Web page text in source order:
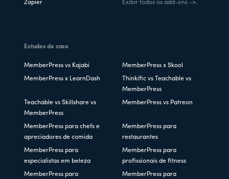
Zapier Exibir todos os add-ons ->.
Estudos de caso
MemberPress vs Kajabi MemberPress x Skool
MemberPress x LearnDash
Thinkific vs Teachable vs
MemberPress
Teachable vs Skillshare vs
MemberPress
MemberPress vs Patreon
MemberPress para chefs e
apreciadores de comida
MemberPress para
restaurantes
MemberPress para
especialistas em beleza
MemberPress para
profissionais de fitness
MemberPress para
MemberPress para